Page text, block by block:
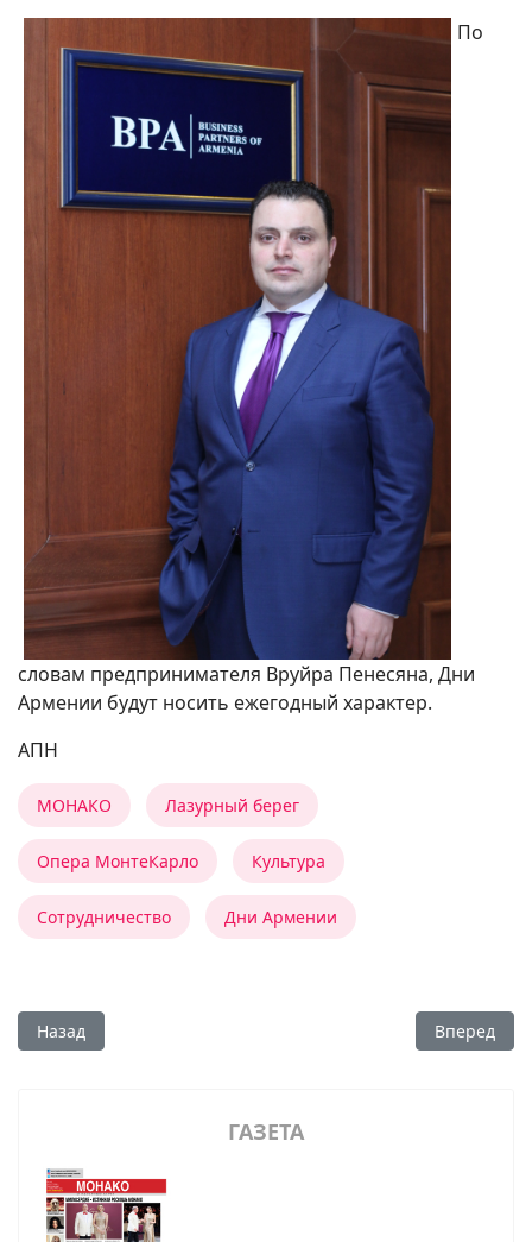
По
словам предпринимателя Вруйра Пенесяна, Дни
Армении будут носить ежегодный характер.
АПН
МОНАКО Лазурный берег
Опера МонтеКарло Культура
Сотрудничество Дни Армении
Предыдущий: TATTOO SOSPIR
Назад Вперед
ГАЗЕТА